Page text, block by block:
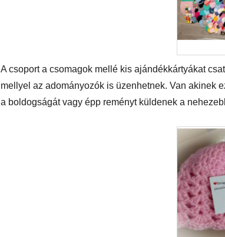
A csoport a csomagok mellé kis ajándékkártyákat
mellyel az adományozók is üzenhetnek. Van akinek
a boldogságát vagy épp reményt küldenek a